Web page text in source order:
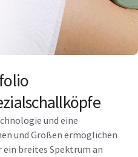
und eine
und Größen ermöglichen
breites Spektrum an